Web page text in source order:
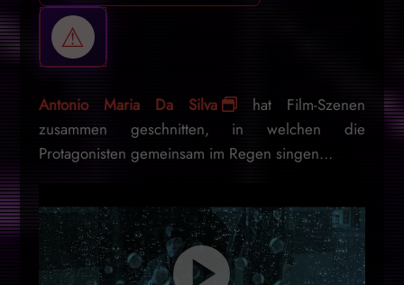
Antonio Maria Da Silva
hat Film-Szenen
zusammen geschnitten, in welchen die
Protagonisten gemeinsam im Regen singen…